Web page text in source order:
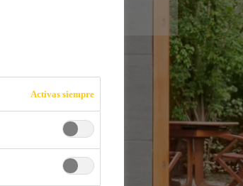
Activas siempre